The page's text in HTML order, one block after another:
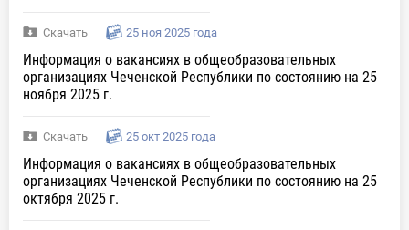
Скачать 25 ноя 2025 года
Информация о вакансиях в общеобразовательных
организациях Чеченской Республики по состоянию на 25
ноября 2025 г.
Скачать 25 окт 2025 года
Информация о вакансиях в общеобразовательных
организациях Чеченской Республики по состоянию на 25
октября 2025 г.